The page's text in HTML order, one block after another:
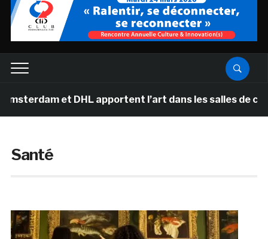
et DHL apportent l’art dans les salles de classe des
Santé